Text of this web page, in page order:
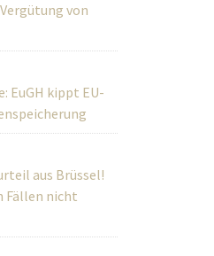
von
EuGH kippt EU-
aus Brüssel!
Fällen nicht